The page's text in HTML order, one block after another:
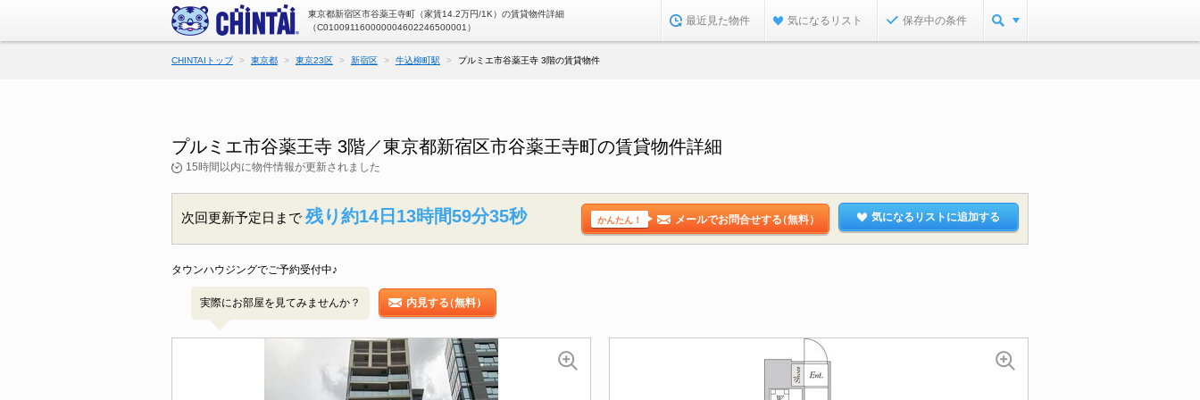
東京都新宿区市谷薬王寺町（家賃14.2万円/1K）の賃貸物件詳細
（C010091160000004602246500001）
最近見た物件 気になるリスト 保存中の条件
CHINTAIトップ 東京都 東京23区 新宿区 牛込柳町駅 プルミエ市谷薬王寺 3階の賃貸物件
プルミエ市谷薬王寺 3階／東京都新宿区市谷薬王寺町の賃貸物件詳細
15時間以内に物件情報が更新されました
次回更新予定日まで 残り約14日13時間59分34秒 かんたん！ メールでお問合せする（無料） 気になるリストに追加する
タウンハウジングでご予約受付中♪
実際にお部屋を見てみませんか？ 内見する（無料）